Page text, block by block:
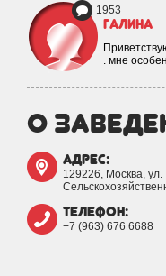
1953
Галина
. мне
о
адрес:
129226, Москва, ул.
телефон:
+7 (963) 676 6688